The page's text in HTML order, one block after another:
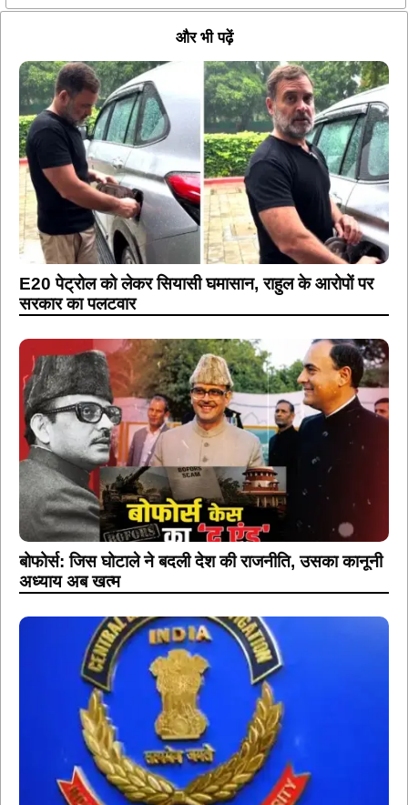
और भी पढ़ें
E20 पेट्रोल को लेकर सियासी घमासान, राहुल के आरोपों पर
सरकार का पलटवार
बोफोर्स: जिस घोटाले ने बदली देश की राजनीति, उसका कानूनी
अध्याय अब खत्म